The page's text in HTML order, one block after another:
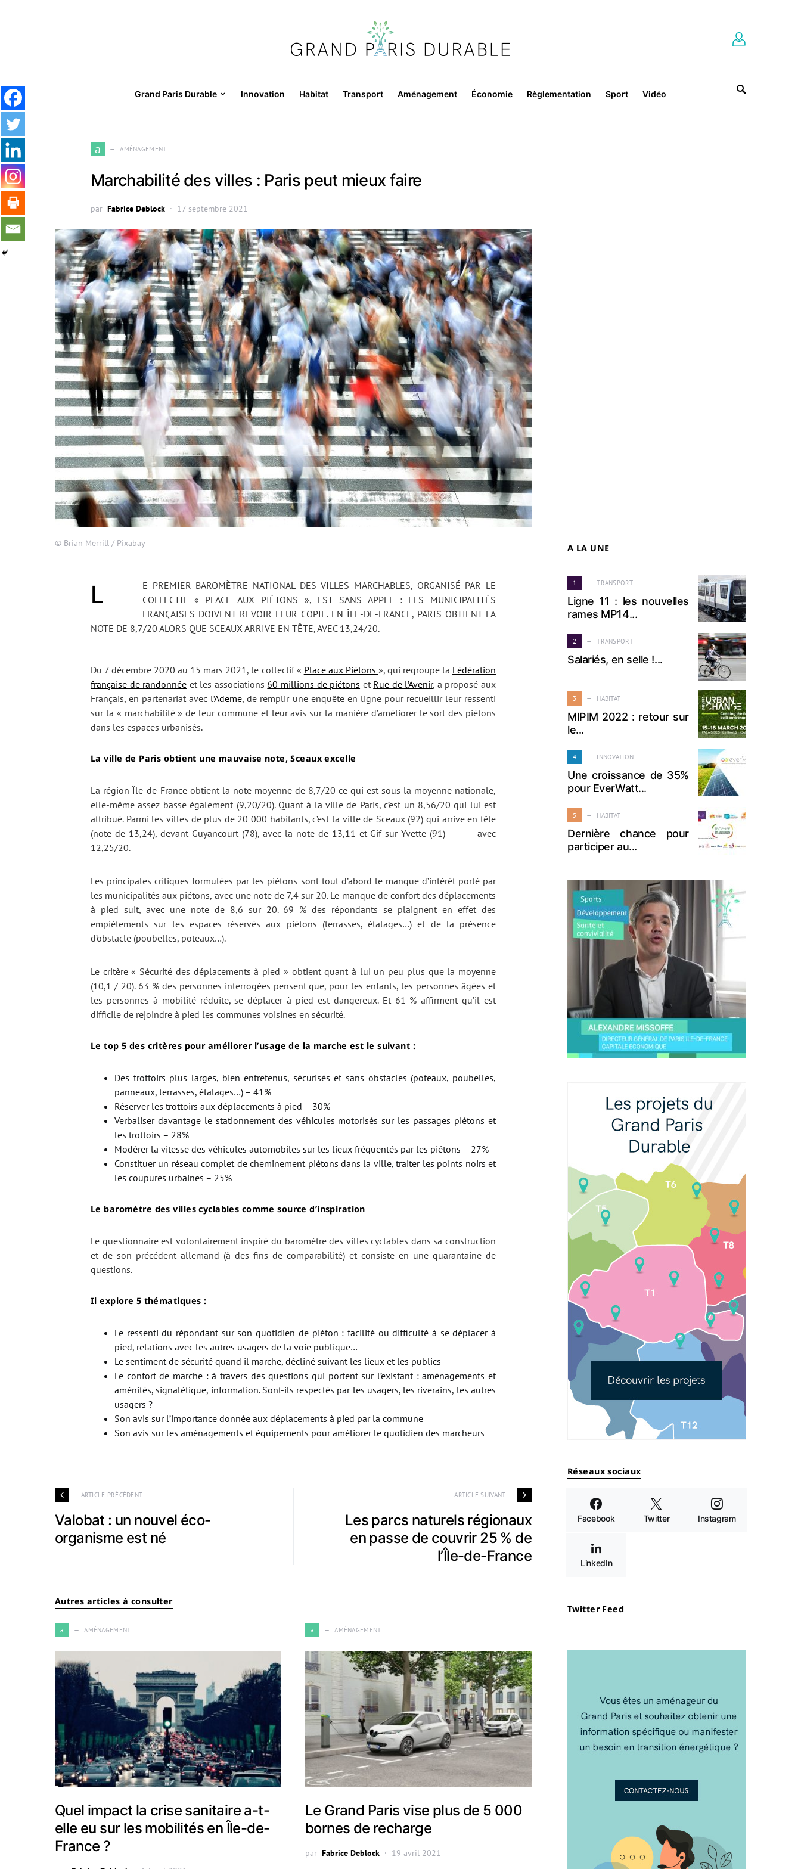
Grand Paris Durable Innovation Habitat Transport Aménagement Économie Règlementation Sport Vidéo
a AMÉNAGEMENT
Marchabilité des villes : Paris peut mieux faire
par Fabrice Deblock 17 septembre 2021
© Brian Merrill / Pixabay
LE PREMIER BAROMÈTRE NATIONAL DES VILLES MARCHABLES, ORGANISÉ PAR LE
COLLECTIF « PLACE AUX PIÉTONS », EST SANS APPEL : LES MUNICIPALITÉS
FRANÇAISES DOIVENT REVOIR LEUR COPIE. EN ÎLE-DE-FRANCE, PARIS OBTIENT LA
NOTE DE 8,7/20 ALORS QUE SCEAUX ARRIVE EN TÊTE, AVEC 13,24/20.
Du 7 décembre 2020 au 15 mars 2021, le collectif « Place aux Piétons », qui regroupe la Fédération
française de randonnée et les associations 60 millions de piétons et Rue de l’Avenir, a proposé aux
Français, en partenariat avec l’Ademe, de remplir une enquête en ligne pour recueillir leur ressenti
sur la « marchabilité » de leur commune et leur avis sur la manière d’améliorer le sort des piétons
dans les espaces urbanisés.
La ville de Paris obtient une mauvaise note, Sceaux excelle
La région Île-de-France obtient la note moyenne de 8,7/20 ce qui est sous la moyenne nationale,
elle-même assez basse également (9,20/20). Quant à la ville de Paris, c’est un 8,56/20 qui lui est
attribué. Parmi les villes de plus de 20 000 habitants, c’est la ville de Sceaux (92) qui arrive en tête
(note de 13,24), devant Guyancourt (78), avec la note de 13,11 et Gif-sur-Yvette (91) avec
12,25/20.
Les principales critiques formulées par les piétons sont tout d’abord le manque d’intérêt porté par
les municipalités aux piétons, avec une note de 7,4 sur 20. Le manque de confort des déplacements
à pied suit, avec une note de 8,6 sur 20. 69 % des répondants se plaignent en effet des
empiètements sur les espaces réservés aux piétons (terrasses, étalages…) et de la présence
d’obstacle (poubelles, poteaux…).
Le critère « Sécurité des déplacements à pied » obtient quant à lui un peu plus que la moyenne
(10,1 / 20). 63 % des personnes interrogées pensent que, pour les enfants, les personnes âgées et
les personnes à mobilité réduite, se déplacer à pied est dangereux. Et 61 % affirment qu’il est
difficile de rejoindre à pied les communes voisines en sécurité.
Le top 5 des critères pour améliorer l’usage de la marche est le suivant :
Des trottoirs plus larges, bien entretenus, sécurisés et sans obstacles (poteaux, poubelles,
panneaux, terrasses, étalages…) – 41%
Réserver les trottoirs aux déplacements à pied – 30%
Verbaliser davantage le stationnement des véhicules motorisés sur les passages piétons et
les trottoirs – 28%
Modérer la vitesse des véhicules automobiles sur les lieux fréquentés par les piétons – 27%
Constituer un réseau complet de cheminement piétons dans la ville, traiter les points noirs et
les coupures urbaines – 25%
Le baromètre des villes cyclables comme source d’inspiration
Le questionnaire est volontairement inspiré du baromètre des villes cyclables dans sa construction
et de son précédent allemand (à des fins de comparabilité) et consiste en une quarantaine de
questions.
Il explore 5 thématiques :
Le ressenti du répondant sur son quotidien de piéton : facilité ou difficulté à se déplacer à
pied, relations avec les autres usagers de la voie publique…
Le sentiment de sécurité quand il marche, décliné suivant les lieux et les publics
Le confort de marche : à travers des questions qui portent sur l’existant : aménagements et
aménités, signalétique, information. Sont-ils respectés par les usagers, les riverains, les autres
usagers ?
Son avis sur l’importance donnée aux déplacements à pied par la commune
Son avis sur les aménagements et équipements pour améliorer le quotidien des marcheurs
— ARTICLE PRÉCÉDENT
Valobat : un nouvel éco-
organisme est né
ARTICLE SUIVANT —
Les parcs naturels régionaux
en passe de couvrir 25 % de
l’Île-de-France
Autres articles à consulter
a AMÉNAGEMENT
Quel impact la crise sanitaire a-t-
elle eu sur les mobilités en Île-de-
France ?
a AMÉNAGEMENT
Le Grand Paris vise plus de 5 000
bornes de recharge
par Fabrice Deblock 19 avril 2021
A LA UNE
1 TRANSPORT
Ligne 11 : les nouvelles
rames MP14...
2 TRANSPORT
Salariés, en selle !...
3 HABITAT
MIPIM 2022 : retour sur
le...
4 INNOVATION
Une croissance de 35%
pour EverWatt...
5 HABITAT
Dernière chance pour
participer au...
Réseaux sociaux
Facebook Twitter Instagram
LinkedIn
Twitter Feed